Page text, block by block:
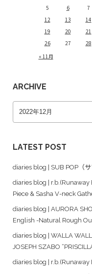
« 11月
5
6 7
12
13 14
19
20 21
26
27 28
ARCHIVE
LATEST POST
diaries blog | SUB POP（
diaries blog |
Piece & Sasha V-neck
diaries blog | AURORA
English -Natural Rough
diaries blog | WALLA
JOSEPH SZABO
diaries blog |